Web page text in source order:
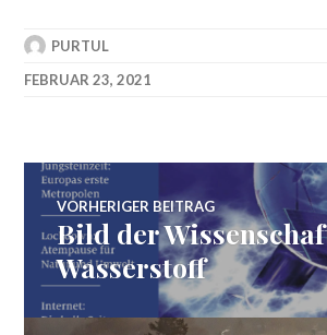
PURTUL
FEBRUAR 23, 2021
VORHERIGER BEITRAG
Vorheriger
Beitrag:
Bild der
Wasserstoff